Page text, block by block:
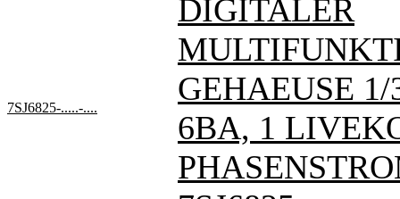
7SJ6825-.....-....
DIGITALER
GEHAEUSE
6BA, 1